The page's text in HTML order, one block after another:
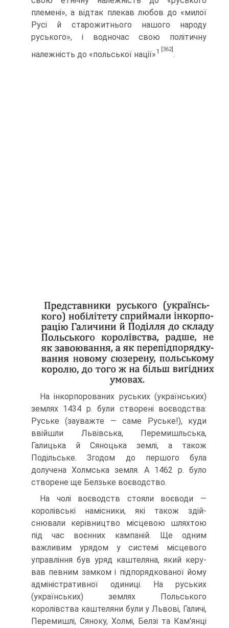
племені», а від­так плекав любов до «милої
Русі й старожитнього нашого народу
руського», і вод­ночас свою політичну
належність до «польської нації»1 [362]
.
На інкорпорованих руських (укра­їнських)
землях 1434 р. були створе­ні воєводства:
Руське (зауважте — саме Руське!), куди
ввійшли Львівська, Пере­мишльська,
Галицька й Сяноцька землі, а також
Подільське. Згодом до першого була
долучена Холмська земля. А 1462 р. було
створене ще Белзьке воєводство.
На чолі воєводств стояли воєводи —
королівські намісники, які також здій­
снювали керівництво місцевою шлях­тою
під час воєнних кампаній. Ще одним
важливим урядом у системі місцевого
управління був уряд каштеляна, який керу­
вав певним замком і підпорядкованої йому
адміністративної одиниці. На руських
(українських) землях Польського
королівства каштеляни були у Львові, Галичі,
Пе­ремишлі, Сяноку, Холмі, Белзі та Кам'янці